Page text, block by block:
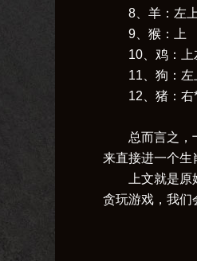
8、羊：左上
9、猴：上
10、鸡：上
11、狗：左
12、猪：右
总而言之，十
来直接进一个生
上文就是原始
贪玩游戏，我们